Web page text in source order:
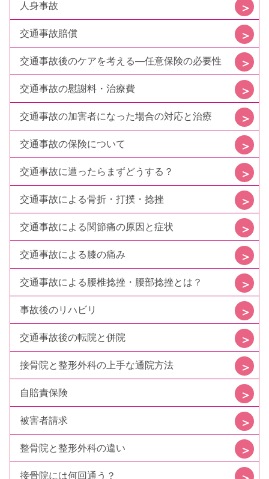
人身事故
交通事故賠償
交通事故後のケアを考える—任意保険の必要性
交通事故の慰謝料・治療費
交通事故の加害者になった場合の対応と治療
交通事故の保険について
交通事故に遭ったらまずどうする？
交通事故による骨折・打撲・捻挫
交通事故による関節痛の原因と症状
交通事故による膝の痛み
交通事故による腰椎捻挫・腰部捻挫とは？
事故後のリハビリ
交通事故後の転院と併院
接骨院と整形外科の上手な通院方法
自賠責保険
被害者請求
整骨院と整形外科の違い
接骨院には何回通う？